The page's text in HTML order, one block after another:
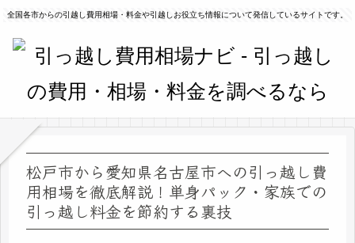
全国各市からの引越し費用相場・料金や引越しお役立ち情報について発信しているサイトです。
松戸市から愛知県名古屋市への引っ越し費
用相場を徹底解説！単身パック・家族での
引っ越し料金を節約する裏技